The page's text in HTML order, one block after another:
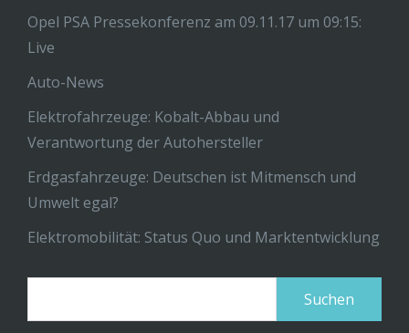
Opel PSA Pressekonferenz am 09.11.17 um 09:15:
Live
Auto-News
Elektrofahrzeuge: Kobalt-Abbau und
Verantwortung der Autohersteller
Erdgasfahrzeuge: Deutschen ist Mitmensch und
Umwelt egal?
Elektromobilität: Status Quo und Marktentwicklung